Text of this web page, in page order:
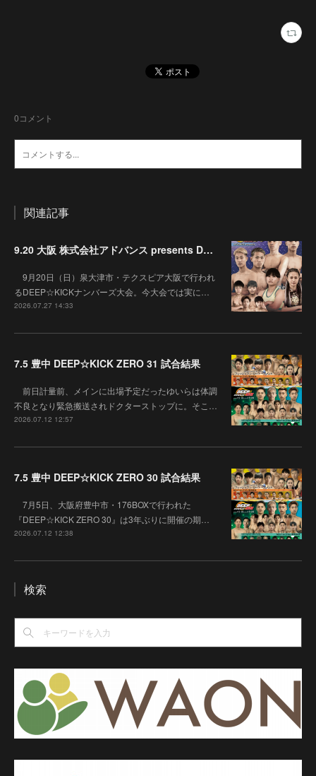
0コメント
関連記事
9.20 大阪 株式会社アドバンス presents DEEP☆KICK 79･80 7月の準決勝を勝ち抜いた6名による-53kg･-65kg･QUEEN-46kgと3つの王座決定戦の開催が決定！
9月20日（日）泉大津市・テクスピア大阪で行われ
るDEEP☆KICKナンバーズ大会。今大会では実に…
2026.07.27 14:33
7.5 豊中 DEEP☆KICK ZERO 31 試合結果
前日計量前、メインに出場予定だったゆいらは体調
不良となり緊急搬送されドクターストップに。そこ…
2026.07.12 12:57
7.5 豊中 DEEP☆KICK ZERO 30 試合結果
7月5日、大阪府豊中市・176BOXで行われた
『DEEP☆KICK ZERO 30』は3年ぶりに開催の期…
2026.07.12 12:38
検索